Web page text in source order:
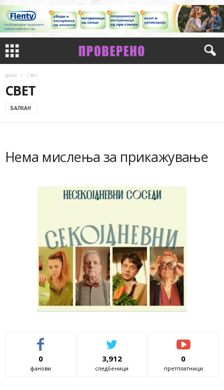
дома Свет
СВЕТ
БАЛКАН
Нема мислења за прикажување
0
фанови
3,912
следбеници
0
претплатници